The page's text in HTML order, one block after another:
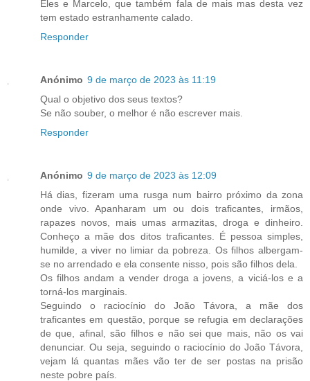
Eles e Marcelo, que também fala de mais mas desta vez
tem estado estranhamente calado.
Responder
Anónimo 9 de março de 2023 às 11:19
Qual o objetivo dos seus textos?
Se não souber, o melhor é não escrever mais.
Responder
Anónimo 9 de março de 2023 às 12:09
Há dias, fizeram uma rusga num bairro próximo da zona
onde vivo. Apanharam um ou dois traficantes, irmãos,
rapazes novos, mais umas armazitas, droga e dinheiro.
Conheço a mãe dos ditos traficantes. É pessoa simples,
humilde, a viver no limiar da pobreza. Os filhos albergam-
se no arrendado e ela consente nisso, pois são filhos dela.
Os filhos andam a vender droga a jovens, a viciá-los e a
torná-los marginais.
Seguindo o raciocínio do João Távora, a mãe dos
traficantes em questão, porque se refugia em declarações
de que, afinal, são filhos e não sei que mais, não os vai
denunciar. Ou seja, seguindo o raciocínio do João Távora,
vejam lá quantas mães vão ter de ser postas na prisão
neste pobre país.